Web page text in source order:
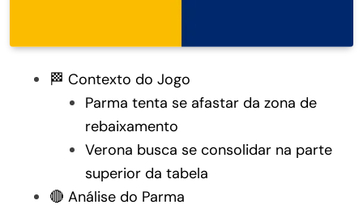
🏁 Contexto do Jogo
Parma tenta se afastar da zona de
rebaixamento
Verona busca se consolidar na parte
superior da tabela
🔴 Análise do Parma